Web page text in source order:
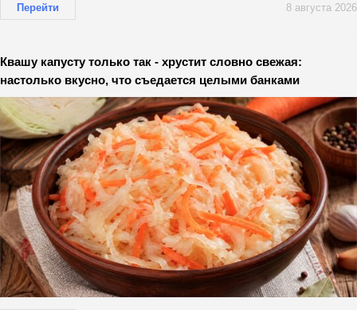
Перейти 8 августа 2026
Квашу капусту только так - хрустит словно свежая:
настолько вкусно, что съедается целыми банками